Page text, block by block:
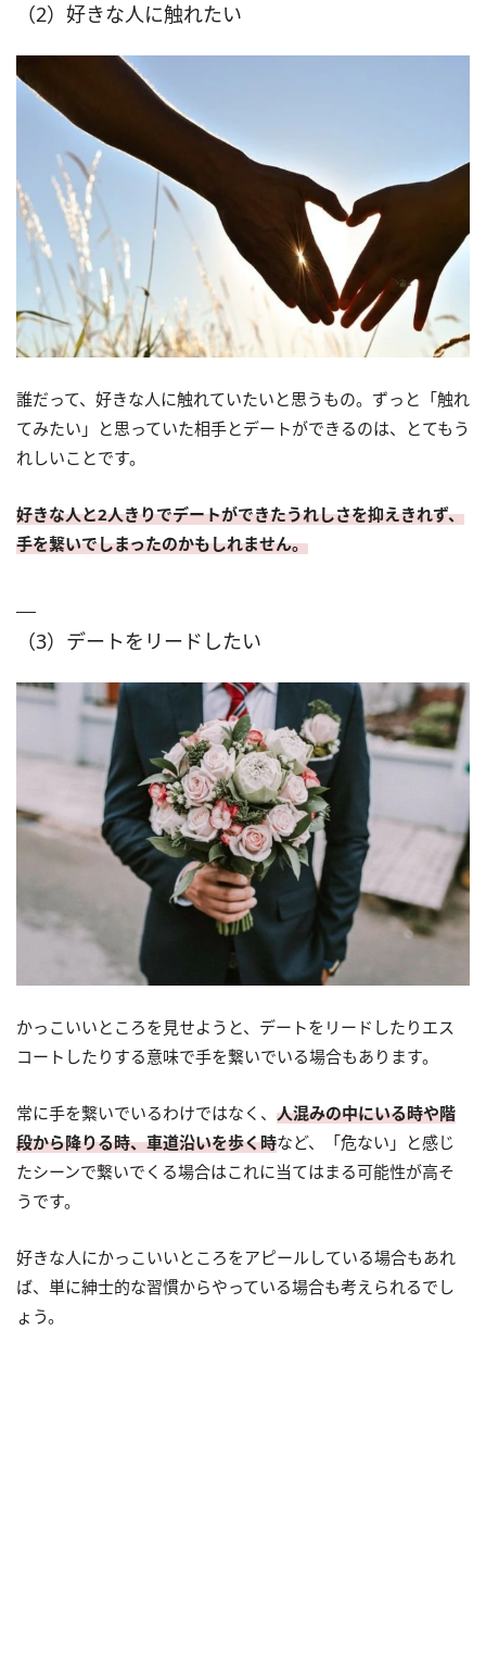
（2）好きな人に触れたい
誰だって、好きな人に触れていたいと思うもの。ずっと「触れ
てみたい」と思っていた相手とデートができるのは、とてもう
れしいことです。
好きな人と2人きりでデートができたうれしさを抑えきれず、
手を繋いでしまったのかもしれません。
（3）デートをリードしたい
かっこいいところを見せようと、デートをリードしたりエス
コートしたりする意味で手を繋いでいる場合もあります。
常に手を繋いでいるわけではなく、 人混みの中にいる時や階
段から降りる時、車道沿いを歩く時など、「危ない」と感じ
たシーンで繋いでくる場合はこれに当てはまる可能性が高そ
うです。
好きな人にかっこいいところをアピールしている場合もあれ
ば、単に紳士的な習慣からやっている場合も考えられるでし
ょう。